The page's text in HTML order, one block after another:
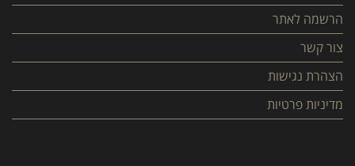
הרשמה לאתר
צור קשר
הצהרת נגישות
מדיניות פרטיות